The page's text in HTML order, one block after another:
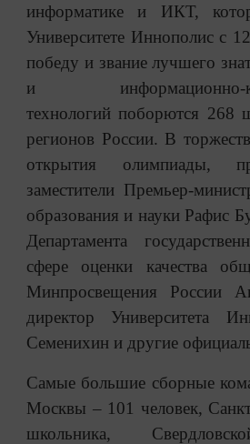
информатике и ИКТ,
Университете Иннополис с
победу и звание лучшего
и информационно-
технологий поборются 268
регионов России. В
открытия олимпиады,
заместители Премьер-
образования и науки Рафис
Департамента
сфере оценки качества
Минпросвещения России
директор Университета
Семенихин и другие
Самые большие сборные
Москвы – 101 человек,
школьника,